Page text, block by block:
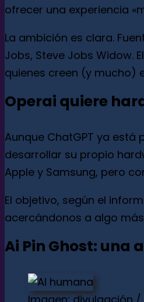
ofrecer una experiencia
La ambición es clara.
Jobs, Steve Jobs Widow.
quienes creen (y mucho)
Operai quiere
Aunque ChatGPT ya
desarrollar su propio
Apple y Samsung, pero
El objetivo, según el
acercándonos a algo
Ai Pin Ghost: